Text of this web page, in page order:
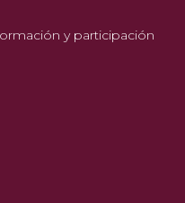
y participación